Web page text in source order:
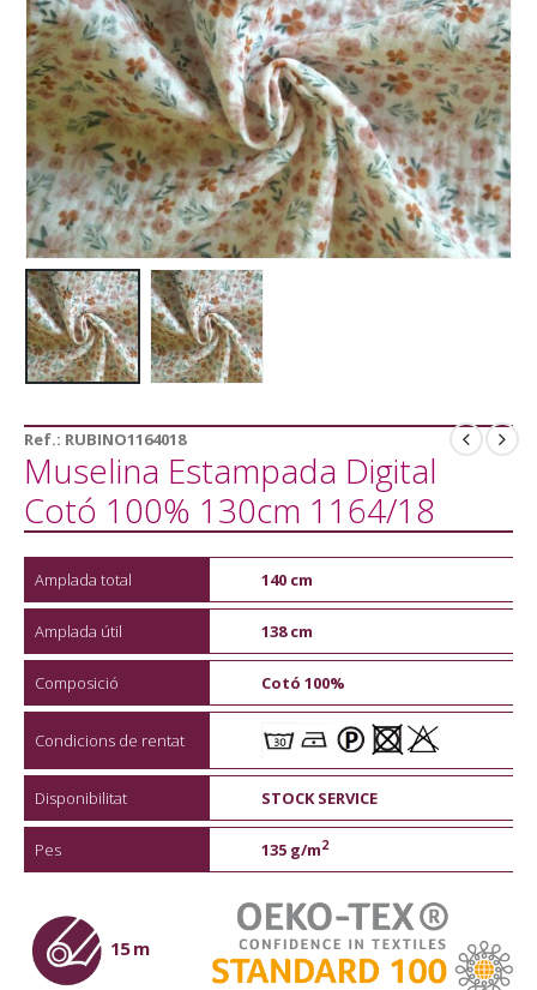
Ref.: RUBINO1164018
Muselina Estampada Digital
Cotó 100% 130cm 1164/18
Amplada total 140 cm
Amplada útil 138 cm
Composició Cotó 100%
Condicions de rentat
Disponibilitat STOCK SERVICE
Pes 135 g/m2
15 m